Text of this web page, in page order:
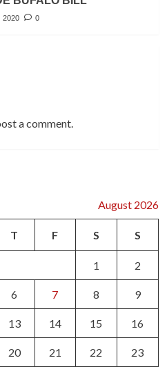
2020 0
a comment.
August 2026
T F S S
1 2
6 7 8 9
13 14 15 16
20 21 22 23